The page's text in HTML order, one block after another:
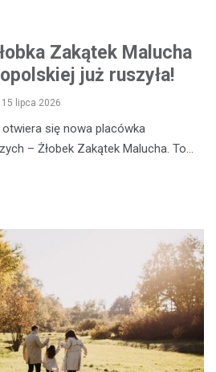
Zakątek Malucha
już ruszyła!
15 lipca 2026
się nowa placówka
– Żłobek Zakątek Malucha. To…